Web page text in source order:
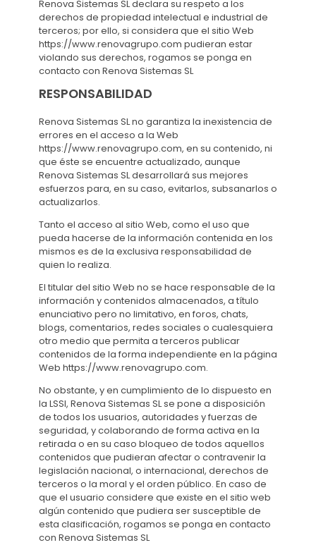
Renova Sistemas SL declara su respeto a los
derechos de propiedad intelectual e industrial de
terceros; por ello, si considera que el sitio Web
https://www.renovagrupo.com pudieran estar
violando sus derechos, rogamos se ponga en
contacto con Renova Sistemas SL
RESPONSABILIDAD
Renova Sistemas SL no garantiza la inexistencia de
errores en el acceso a la Web
https://www.renovagrupo.com, en su contenido, ni
que éste se encuentre actualizado, aunque
Renova Sistemas SL desarrollará sus mejores
esfuerzos para, en su caso, evitarlos, subsanarlos o
actualizarlos.
Tanto el acceso al sitio Web, como el uso que
pueda hacerse de la información contenida en los
mismos es de la exclusiva responsabilidad de
quien lo realiza.
El titular del sitio Web no se hace responsable de la
información y contenidos almacenados, a título
enunciativo pero no limitativo, en foros, chats,
blogs, comentarios, redes sociales o cualesquiera
otro medio que permita a terceros publicar
contenidos de la forma independiente en la página
Web https://www.renovagrupo.com.
No obstante, y en cumplimiento de lo dispuesto en
la LSSI, Renova Sistemas SL se pone a disposición
de todos los usuarios, autoridades y fuerzas de
seguridad, y colaborando de forma activa en la
retirada o en su caso bloqueo de todos aquellos
contenidos que pudieran afectar o contravenir la
legislación nacional, o internacional, derechos de
terceros o la moral y el orden público. En caso de
que el usuario considere que existe en el sitio web
algún contenido que pudiera ser susceptible de
esta clasificación, rogamos se ponga en contacto
con Renova Sistemas SL